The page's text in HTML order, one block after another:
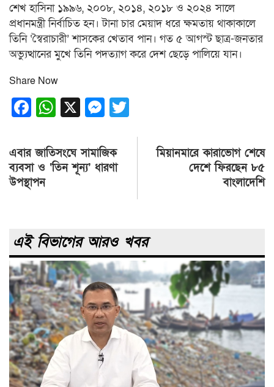
শেখ হাসিনা ১৯৯৬, ২০০৮, ২০১৪, ২০১৮ ও ২০২৪ সালে
প্রধানমন্ত্রী নির্বাচিত হন। টানা চার মেয়াদ ধরে ক্ষমতায় থাকাকালে
তিনি ‘স্বৈরাচারী’ শাসকের খেতাব পান। গত ৫ আগস্ট ছাত্র-জনতার
অভ্যুত্থানের মুখে তিনি পদত্যাগ করে দেশ ছেড়ে পালিয়ে যান।
Share Now
Facebook
WhatsApp
X Messenger
Post
navigation
এবার জাতিসংঘে সামাজিক
ব্যবসা ও ‘তিন শূন্য’ ধারণা
উপস্থাপন
মিয়ানমারে কারাভোগ শেষে
দেশে ফিরছেন ৮৫
বাংলাদেশি
এই বিভাগের আরও খবর